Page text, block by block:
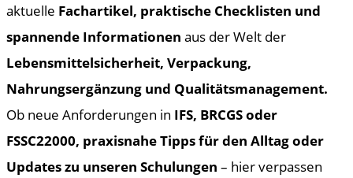
aktuelle Fachartikel, praktische Checklisten und
spannende Informationen aus der Welt der
Lebensmittelsicherheit, Verpackung,
Nahrungsergänzung und Qualitätsmanagement.
Ob neue Anforderungen in IFS, BRCGS oder
FSSC22000, praxisnahe Tipps für den Alltag oder
Updates zu unseren Schulungen – hier verpassen